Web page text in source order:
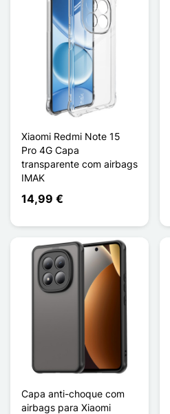
Xiaomi Redmi Note 15
Pro 4G Capa
transparente com airbags
IMAK
14,99 €
Capa anti-choque com
airbags para Xiaomi